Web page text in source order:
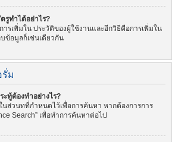
รูทำได้อย่าไร?
รเพิ่มใน ประวัติของผู้ใช้งานและอีกวิธีคือการเพิ่มใน
ข้อมูลก็เช่นเดียวกัน
ม
ทู้ต้องทำอย่างไร?
ส่วนทที่กำหนดไว้เพื่อการค้นหา หากต้องการการ
Search” เพื่อทำการค้นหาต่อไป